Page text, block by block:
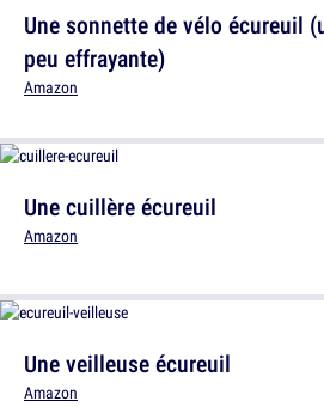
Une sonnette de vélo écureuil
peu effrayante)
Amazon
Une veilleuse écureuil
Amazon
Une cuillère écureuil
Amazon